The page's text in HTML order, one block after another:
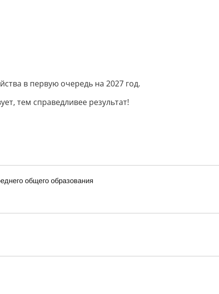
в первую очередь на 2027 год.
тем справедливее результат!
общего образования